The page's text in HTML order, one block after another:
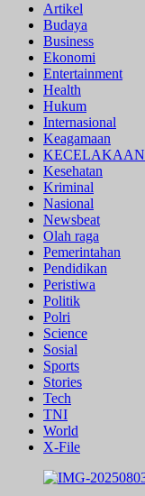
Artikel
Budaya
Business
Ekonomi
Entertainment
Health
Hukum
Internasional
Keagamaan
KECELAKAAN
Kesehatan
Kriminal
Nasional
Newsbeat
Olah raga
Pemerintahan
Pendidikan
Peristiwa
Politik
Polri
Science
Sosial
Sports
Stories
Tech
TNI
World
X-File